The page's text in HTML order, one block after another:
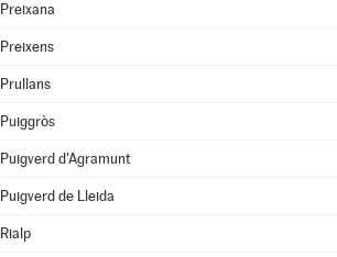
Preixana
Preixens
Prullans
Puiggròs
Puigverd d'Agramunt
Puigverd de Lleida
Rialp